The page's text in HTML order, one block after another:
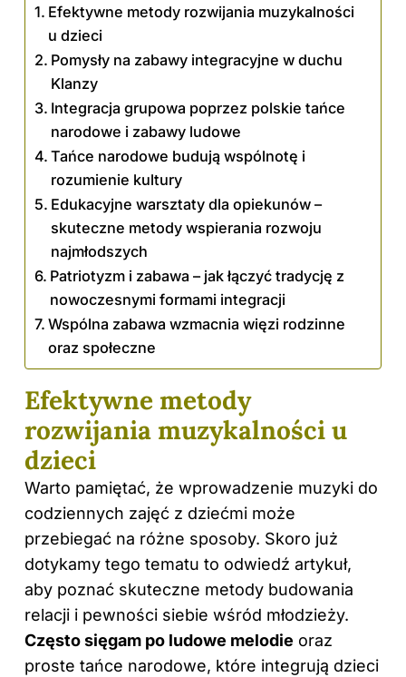
Efektywne metody rozwijania muzykalności
u dzieci
Pomysły na zabawy integracyjne w duchu
Klanzy
Integracja grupowa poprzez polskie tańce
narodowe i zabawy ludowe
Tańce narodowe budują wspólnotę i
rozumienie kultury
Edukacyjne warsztaty dla opiekunów –
skuteczne metody wspierania rozwoju
najmłodszych
Patriotyzm i zabawa – jak łączyć tradycję z
nowoczesnymi formami integracji
Wspólna zabawa wzmacnia więzi rodzinne
oraz społeczne
Efektywne metody
rozwijania muzykalności u
dzieci
Warto pamiętać, że wprowadzenie muzyki do
codziennych zajęć z dziećmi może
przebiegać na różne sposoby. Skoro już
dotykamy tego tematu to odwiedź artykuł,
aby poznać skuteczne metody budowania
relacji i pewności siebie wśród młodzieży.
Często sięgam po ludowe melodie oraz
proste tańce narodowe, które integrują dzieci